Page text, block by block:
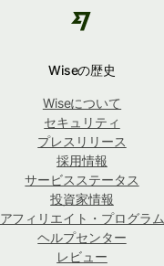
Wiseの歴史
Wiseについて
セキュリティ
プレスリリース
採用情報
サービスステータス
投資家情報
アフィリエイト・プログラム
ヘルプセンター
レビュー